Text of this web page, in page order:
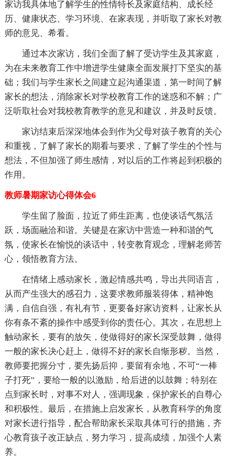
家访我具体地了解学生的性情特长及家庭结构、成长经
历、健康状态、学习环境、在家表现，并听取了家长对教
师的意见、希看。
通过本次家访，我们全面了解了受访学生及其家庭，
为在未来教育工作中增进学生健康全面发展打下坚实的基
础；我们与学生家长之间建立起沟通渠道，第一时间了解
家长的想法，消除家长对学校教育工作的迷惑和不解；广
泛听取社会对我校教育教学的意见和建议，并及时反馈。
家访结束后深深地体会到作为父母对孩子教育的关心
和重视，了解了家长的期看与要求，了解了学生的个性与
想法，不但加强了师生感情，对以后的工作将起到积极的
作用。
教师暑期家访心得体会6
学生留了脸面，拉近了师生距离，也使谈话气氛活
跃，场面融洽和谐。关键是在家访中营造一种和谐的气
氛，使家长在愉悦的谈话中，转变教育观念，理解老师苦
心，领悟教育方法。
在情绪上感动家长，激起情感共鸣，导出共同语言，
从而产生强大的感召力，这要求教师服装得体，精神饱
满，自信自强，有礼有节，更要备好家访资料，让家长从
你有条不紊的操作中感受到你的责任心。其次，在思想上
触动家长，要有的放矢，使做得好的家长深受鼓舞，做得
一般的家长决心赶上，做得不好的家长自惭形秽。当然，
教师要把握分寸，要先扬后抑，要留有余地，不可“一棒
子打死”，要给一般的以激励，给后进的以鼓舞；特别在
点到家长时，对事不对人，强调现象，保护家长的自尊心
和积极性。最后，在措施上启发家长，从教育科学的角度
对家长进行指导，配合帮助家长采取具体可行的措施，齐
心教育孩子改正缺点，努力学习，提高成绩，加强个人素
养。